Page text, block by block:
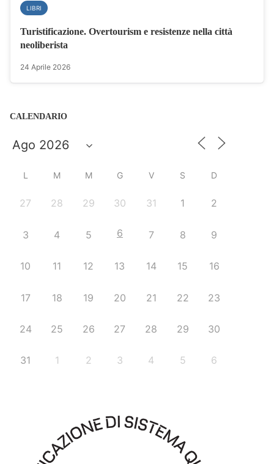
LIBRI
Turistificazione. Overtourism e resistenze nella città
neoliberista
24 Aprile 2026
CALENDARIO
L M M G V S D
27 28 29 30 31 1 2
3 4 5 6 7 8 9
10 11 12 13 14 15 16
17 18 19 20 21 22 23
24 25 26 27 28 29 30
31 1 2 3 4 5 6